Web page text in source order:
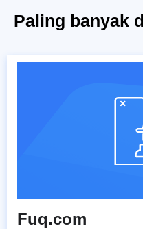
Paling banyak
Fuq.com